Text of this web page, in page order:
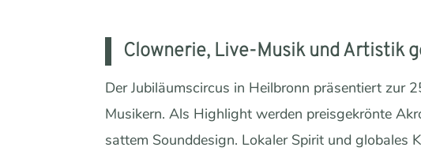
Clownerie, Live-Musik und Artistik
Der Jubiläumscircus in Heilbronn präsentiert zur
Musikern. Als Highlight werden preisgekrönte
sattem Sounddesign. Lokaler Spirit und globales